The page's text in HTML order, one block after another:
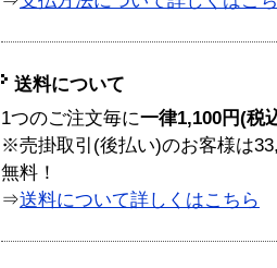
送料について
1つのご注文毎に一律1,100円(税
※売掛取引(後払い)のお客様は
無料！
⇒送料について詳しくはこちら